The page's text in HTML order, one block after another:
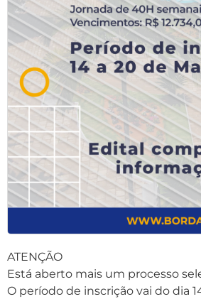
ATENÇÃO
Está aberto mais um processo
O período de inscrição vai do dia